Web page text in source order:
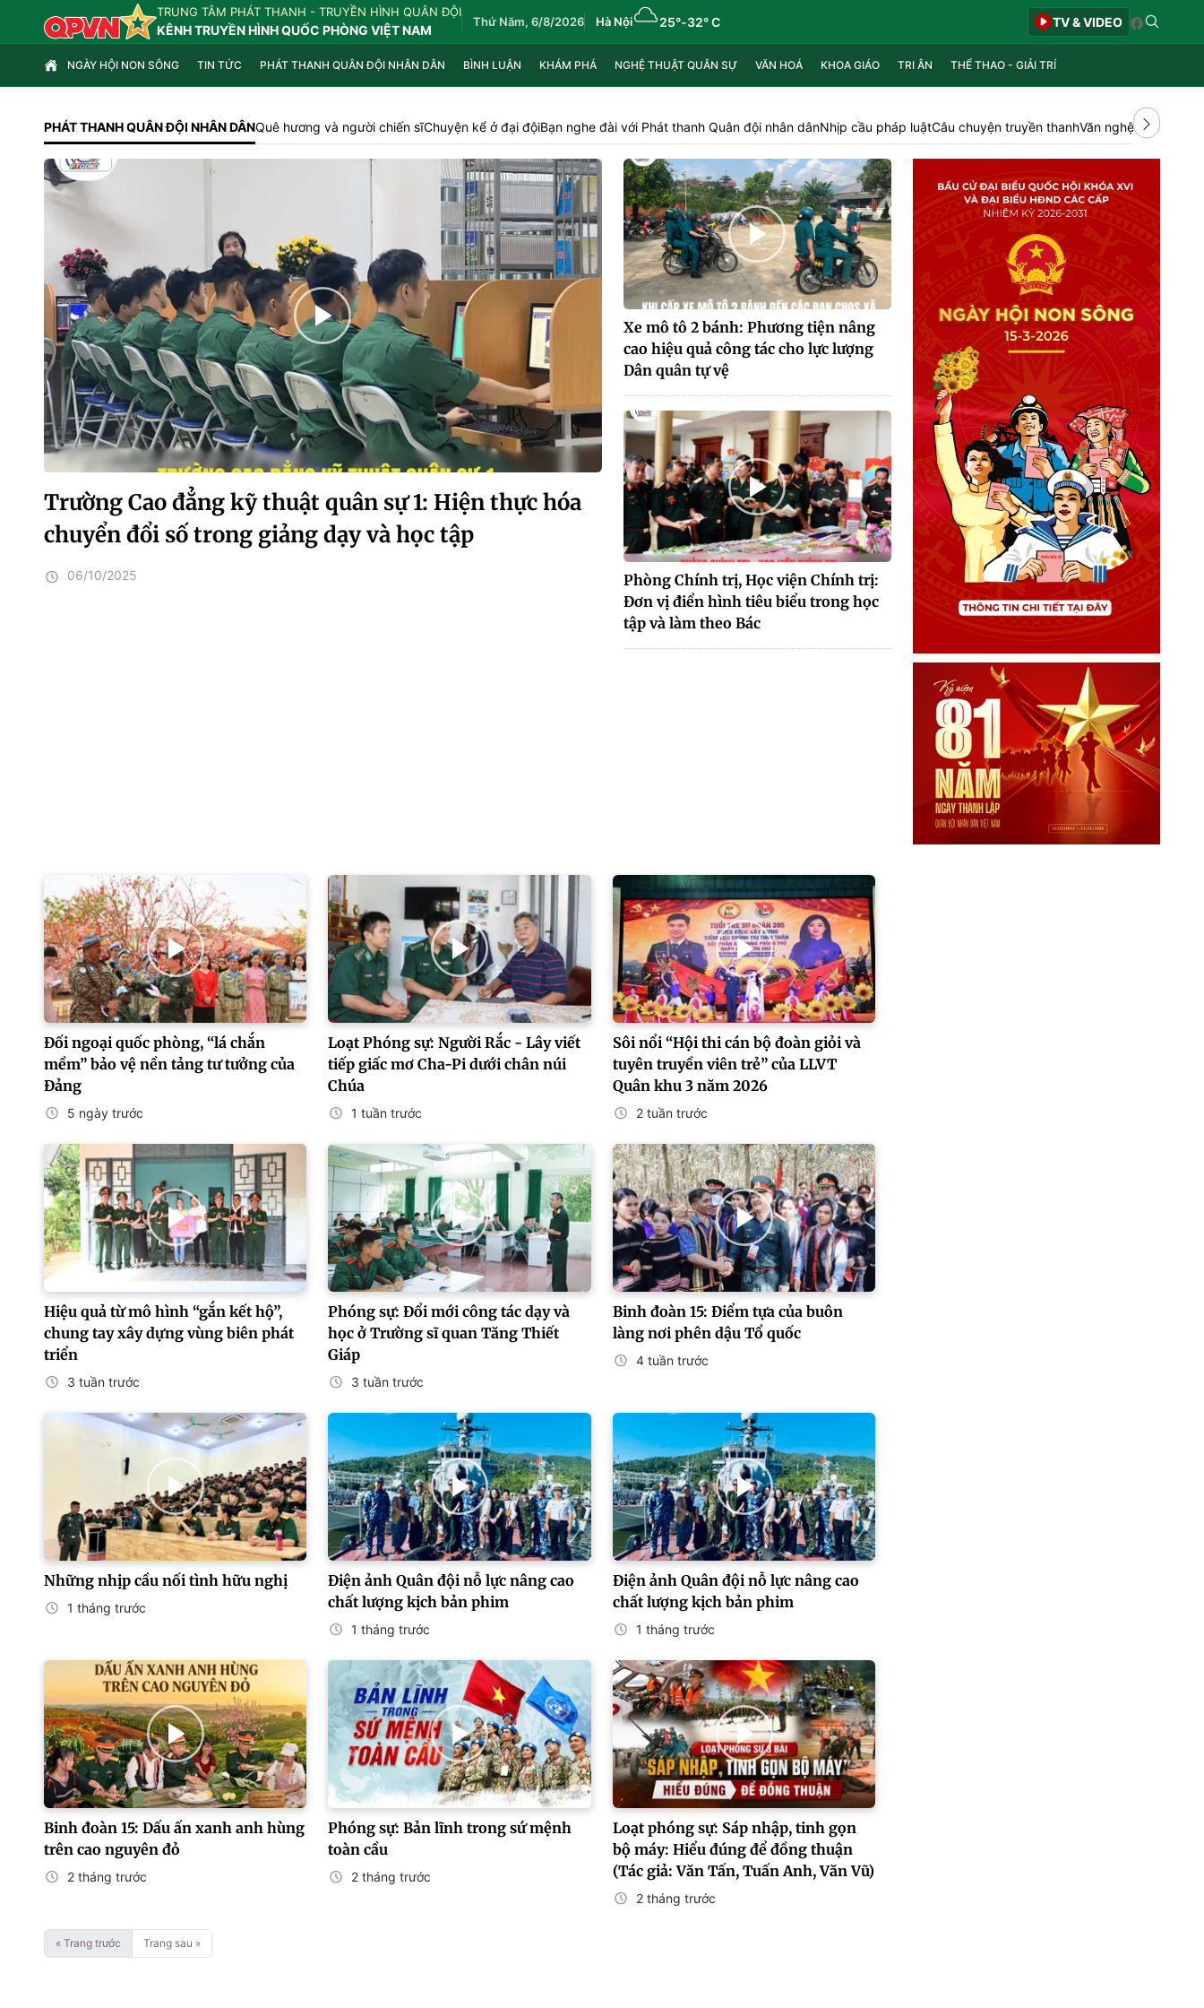
TRUNG TÂM PHÁT THANH - TRUYỀN HÌNH QUÂN ĐỘI
KÊNH TRUYỀN HÌNH QUỐC PHÒNG VIỆT NAM
Thứ Năm, 6/8/2026 Hà Nội 25°-32° C TV & VIDEO
NGÀY HỘI NON SÔNG TIN TỨC PHÁT THANH QUÂN ĐỘI NHÂN DÂN BÌNH LUẬN KHÁM PHÁ NGHỆ THUẬT QUÂN SỰ VĂN HOÁ KHOA GIÁO TRI ÂN THỂ THAO - GIẢI TRÍ
PHÁT THANH QUÂN ĐỘI NHÂN DÂNQuê hương và người chiến sĩChuyện kể ở đại độiBạn nghe đài với Phát thanh Quân đội nhân dânNhịp cầu pháp luậtCâu chuyện truyền thanhVăn nghệ tổng hợp
Trường Cao đẳng kỹ thuật quân sự 1: Hiện thực hóa
chuyển đổi số trong giảng dạy và học tập
06/10/2025
Xe mô tô 2 bánh: Phương tiện nâng
cao hiệu quả công tác cho lực lượng
Dân quân tự vệ
Phòng Chính trị, Học viện Chính trị:
Đơn vị điển hình tiêu biểu trong học
tập và làm theo Bác
Đối ngoại quốc phòng, “lá chắn
mềm” bảo vệ nền tảng tư tưởng của
Đảng
5 ngày trước
Loạt Phóng sự: Người Rắc - Lây viết
tiếp giấc mơ Cha-Pi dưới chân núi
Chúa
1 tuần trước
Sôi nổi “Hội thi cán bộ đoàn giỏi và
tuyên truyền viên trẻ” của LLVT
Quân khu 3 năm 2026
2 tuần trước
Hiệu quả từ mô hình “gắn kết hộ”,
chung tay xây dựng vùng biên phát
triển
3 tuần trước
Phóng sự: Đổi mới công tác dạy và
học ở Trường sĩ quan Tăng Thiết
Giáp
3 tuần trước
Binh đoàn 15: Điểm tựa của buôn
làng nơi phên dậu Tổ quốc
4 tuần trước
Những nhịp cầu nối tình hữu nghị
1 tháng trước
Điện ảnh Quân đội nỗ lực nâng cao
chất lượng kịch bản phim
1 tháng trước
Điện ảnh Quân đội nỗ lực nâng cao
chất lượng kịch bản phim
1 tháng trước
Binh đoàn 15: Dấu ấn xanh anh hùng
trên cao nguyên đỏ
2 tháng trước
Phóng sự: Bản lĩnh trong sứ mệnh
toàn cầu
2 tháng trước
Loạt phóng sự: Sáp nhập, tinh gọn
bộ máy: Hiểu đúng để đồng thuận
(Tác giả: Văn Tấn, Tuấn Anh, Văn Vũ)
2 tháng trước
« Trang trước Trang sau »